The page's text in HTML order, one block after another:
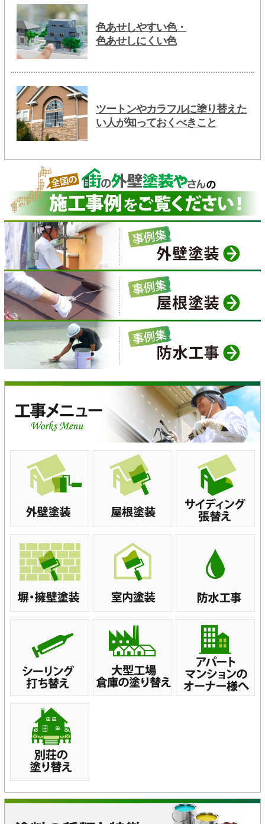
色あせしやすい色・
色あせしにくい色
ツートンやカラフルに塗り替えた
い人が知っておくべきこと